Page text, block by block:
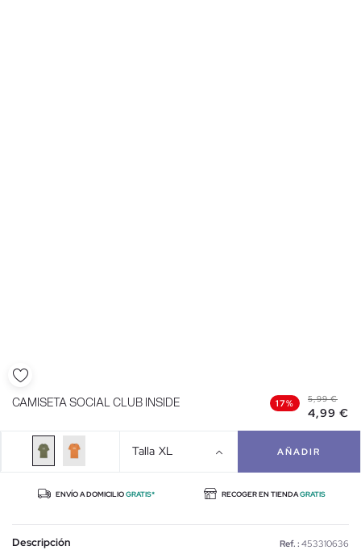
CAMISETA SOCIAL CLUB INSIDE 17% 5,99 €
4,99 €
Talla XL AÑADIR
ENVÍO A DOMICILIOGRATIS* RECOGER EN TIENDAGRATIS
Descripción Ref. : 453310636